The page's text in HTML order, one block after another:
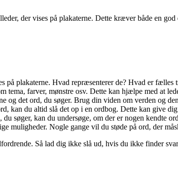
der vises på plakaterne. Dette kræver både en
på plakaterne. Hvad repræsenterer de? Hvad er
tema, farver, mønstre osv. Dette kan hjælpe med at
og det ord, du søger. Brug din viden om verden og
kan du altid slå det op i en ordbog. Dette kan give
søger, kan du undersøge, om der er nogen kendte
muligheder. Nogle gange vil du støde på ord, der
Så lad dig ikke slå ud, hvis du ikke finder